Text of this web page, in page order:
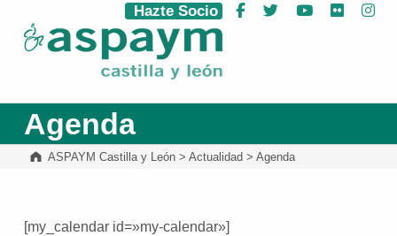
ASPAYM Castilla y León
Hazte Socio Facebook
Twitter YouTube
Flickr
Agenda
ASPAYM Castilla y León> Actualidad > Agenda
[my_calendar id=»my-calendar»]